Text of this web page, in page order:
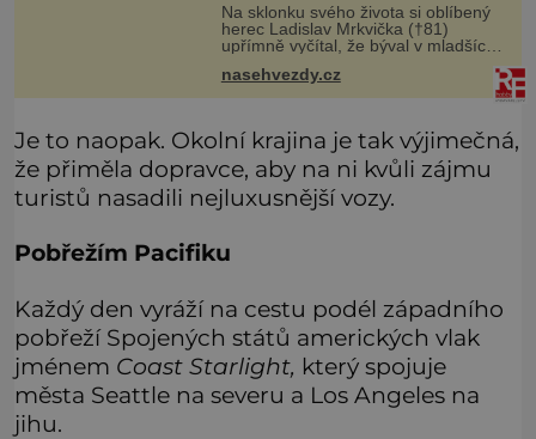
Na sklonku svého života si oblíbený
herec Ladislav Mrkvička (†81)
upřímně vyčítal, že býval v mladších
něm vyvolával hlavně velmi
dramatický osud jeho třetího syna
nasehvezdy.cz
Je to naopak. Okolní krajina je tak výjimečná,
že přiměla dopravce, aby na ni kvůli zájmu
turistů nasadili nejluxusnější vozy.
Pobřežím Pacifiku
Každý den vyráží na cestu podél západního
pobřeží Spojených států amerických vlak
jménem Coast Starlight, který spojuje
města Seattle na severu a Los Angeles na
jihu.